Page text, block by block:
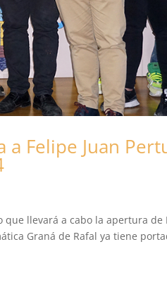
Felipe Juan
llevará a cabo la apertura de
Graná de Rafal ya tiene